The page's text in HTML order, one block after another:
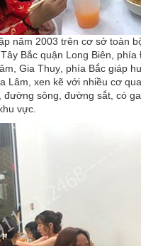
năm 2003 trên cơ sở toàn
Bắc quận Long Biên,
Gia Thuỵ, phía Bắc giáp
Lâm, xen kẽ với nhiều cơ
sông, đường sắt, có
vực.